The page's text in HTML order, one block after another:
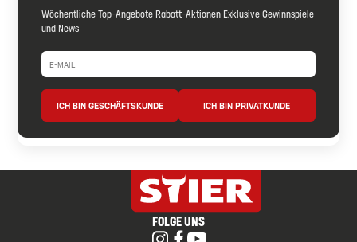
Wöchentliche Top-Angebote Rabatt-Aktionen Exklusive Gewinnspiele
und News
ICH BIN GESCHÄFTSKUNDE ICH BIN PRIVATKUNDE
FOLGE UNS